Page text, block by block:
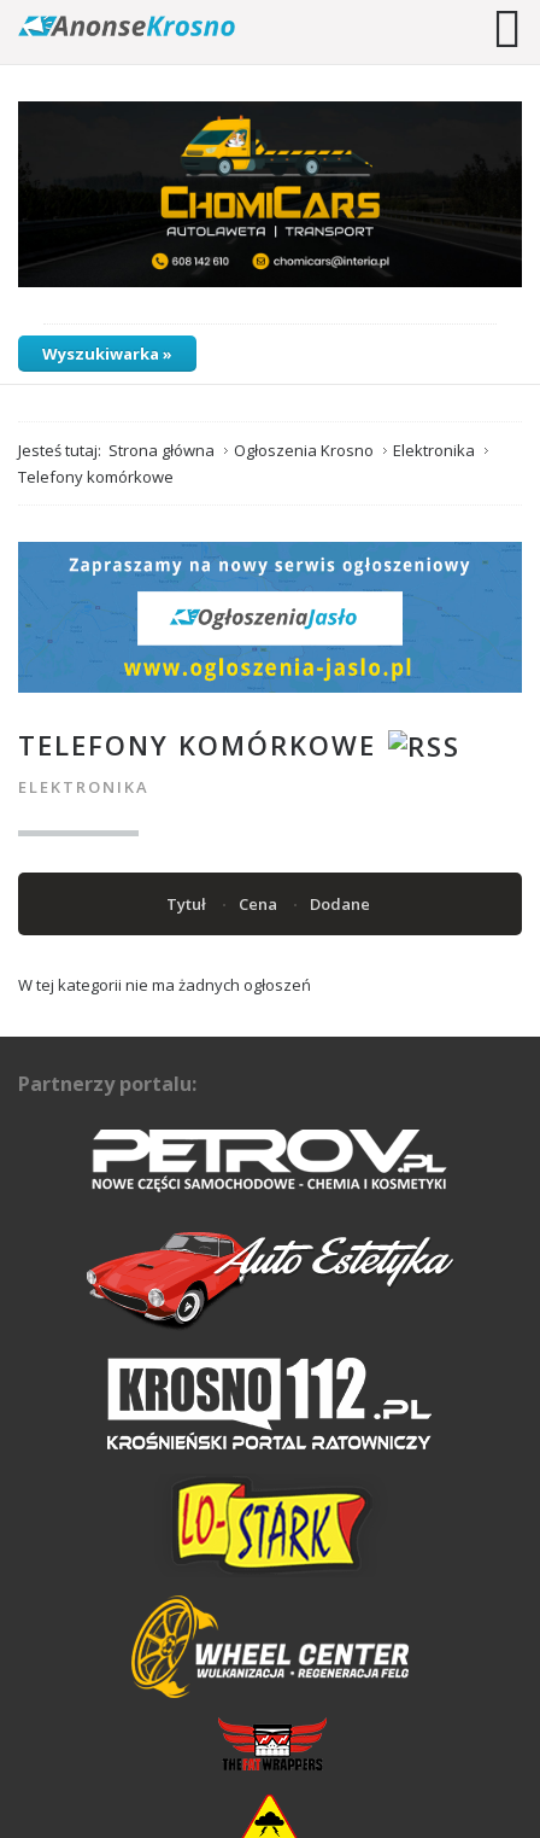
Wyszukiwarka »
Jesteś tutaj: Strona główna Ogłoszenia Krosno
Elektronika
Telefony komórkowe
TELEFONY KOMÓRKOWE
ELEKTRONIKA
Tytuł Cena Dodane
W tej kategorii nie ma żadnych ogłoszeń
Partnerzy portalu: